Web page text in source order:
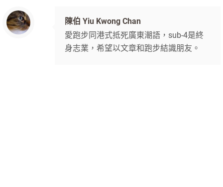
陳伯 Yiu Kwong Chan
愛跑步同港式抵死廣東潮語，sub-4是終
身志業，希望以文章和跑步結識朋友。